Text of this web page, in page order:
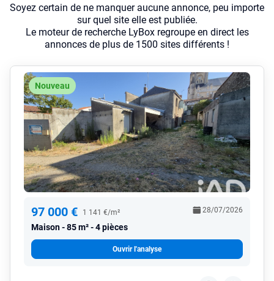
Soyez certain de ne manquer aucune annonce, peu importe
sur quel site elle est publiée.
Le moteur de recherche LyBox regroupe en direct les
annonces de plus de 1500 sites différents !
Nouveau
97 000 € 1 141 €/m²
Maison 85 m² - 4 pièces
28/07/2026
Ouvrir l'analyse